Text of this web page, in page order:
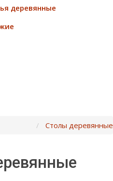
деревянные
Столы деревянные